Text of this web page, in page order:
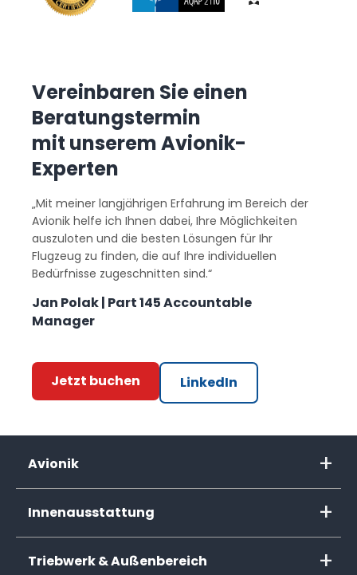
Vereinbaren Sie einen
Beratungstermin
mit unserem Avionik-
Experten
„Mit meiner langjährigen Erfahrung im Bereich der
Avionik helfe ich Ihnen dabei, Ihre Möglichkeiten
auszuloten und die besten Lösungen für Ihr
Flugzeug zu finden, die auf Ihre individuellen
Bedürfnisse zugeschnitten sind.“
Jan Polak | Part 145 Accountable
Manager
Jetzt buchen LinkedIn
Avionik
Innenausstattung
Triebwerk & Außenbereich